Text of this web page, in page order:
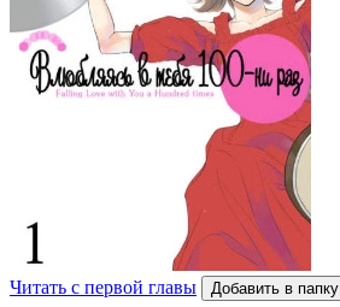
Читать с первой главы Добавить в папку